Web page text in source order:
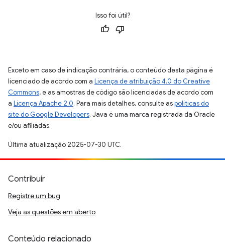
Isso foi útil?
Exceto em caso de indicação contrária, o conteúdo desta página é
licenciado de acordo com a Licença de atribuição 4.0 do Creative
Commons, e as amostras de código são licenciadas de acordo com
a Licença Apache 2.0. Para mais detalhes, consulte aspolíticas do
site do Google Developers. Java é uma marca registrada da Oracle
e/ou afiliadas.
Última atualização 2025-07-30 UTC.
Contribuir
Registre um bug
Veja as questões em aberto
Conteúdo relacionado